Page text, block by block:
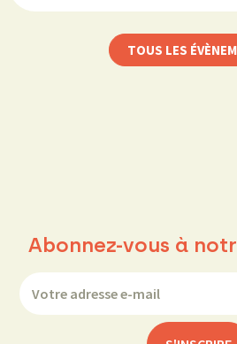
TOUS LES
Abonnez-vous à